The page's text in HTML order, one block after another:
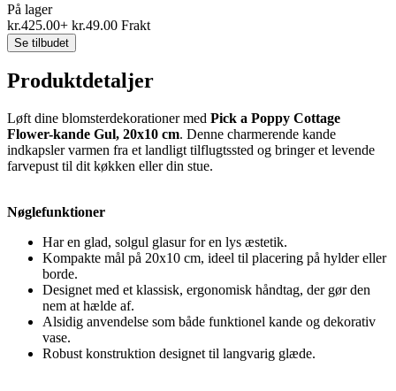
På lager
kr.425.00+ kr.49.00 Frakt
Se tilbudet
Produktdetaljer
Løft dine blomsterdekorationer med Pick a Poppy Cottage
Flower-kande Gul, 20x10 cm. Denne charmerende kande
indkapsler varmen fra et landligt tilflugtssted og bringer et levende
farvepust til dit køkken eller din stue.
Nøglefunktioner
Har en glad, solgul glasur for en lys æstetik.
Kompakte mål på 20x10 cm, ideel til placering på hylder eller
borde.
Designet med et klassisk, ergonomisk håndtag, der gør den
nem at hælde af.
Alsidig anvendelse som både funktionel kande og dekorativ
vase.
Robust konstruktion designet til langvarig glæde.